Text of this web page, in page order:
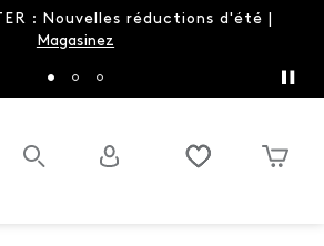
|
LA sandale du printemps